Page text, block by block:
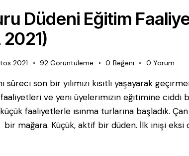
Düdeni Eğitim
2021 92 Görüntüleme 0 Beğeni 0 Yorum
son bir yılımızı kısıtlı yaşayarak
ve yeni üyelerimizin eğitimine ciddi
faaliyetlerle ısınma turlarına başladık.
bir mağara. Küçük, aktif bir düden. İlk inişi